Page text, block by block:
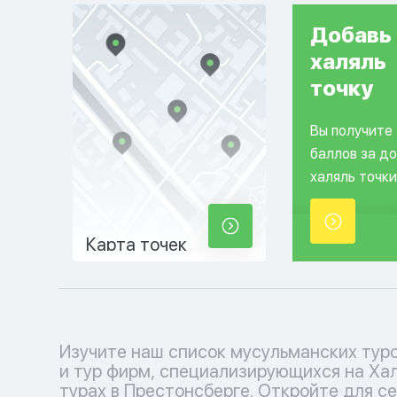
Карта точек
Добавь
халяль
точку
Вы получите
баллов за
халяль
Изучите наш список мусульманских
и тур фирм, специализирующихся на
турах в Престонсберге. Откройте для
соблюдения исламских традиций.
кофмортный отпуск с нашими
каждый момент наполнен